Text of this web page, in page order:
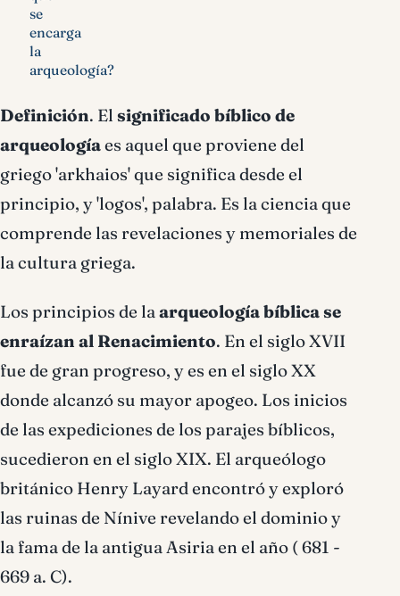
se
encarga
la
arqueología?
Definición. El significado bíblico de
arqueologíaes aquel que proviene del
griego 'arkhaios' que significa desde el
principio, y 'logos', palabra. Es la ciencia que
comprende las revelaciones y memoriales de
la cultura griega.
Los principios de laarqueología bíblica se
enraízan al Renacimiento. En el siglo XVII
fue de gran progreso, y es en el siglo XX
donde alcanzó su mayor apogeo. Los inicios
de las expediciones de los parajes bíblicos,
sucedieron en el siglo XIX. El arqueólogo
británico Henry Layard encontró y exploró
las ruinas de Nínive revelando el dominio y
la fama de la antigua Asiria en el año ( 681 -
669 a. C).